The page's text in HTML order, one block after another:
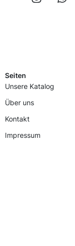
Seiten
Unsere Katalog
Über uns
Kontakt
Impressum